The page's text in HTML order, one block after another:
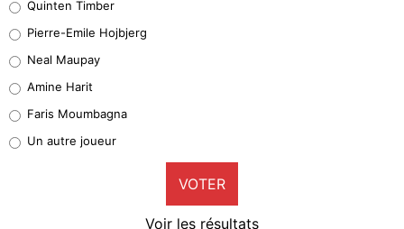
5%
1%
9%
Quinten Timber
Pierre-Emile Hojbjerg
Neal Maupay
Amine Harit
Faris Moumbagna
Un autre joueur
VOTER
Voir les résultats